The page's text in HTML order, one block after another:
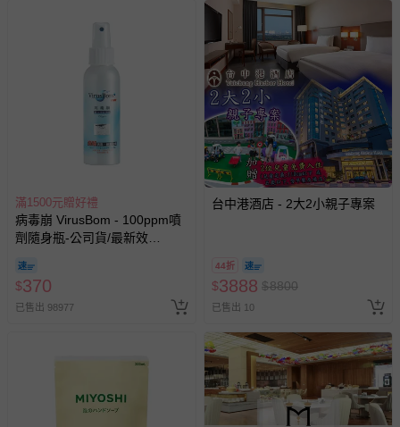
客製化商品（例如客製生日書、姓名貼等）。
報紙、期刊或雜誌（惟書籍如經拆封、使用，則酌收整
經消費者拆封之影音商品或電腦軟體（例如 DVD、CD
等）。
非以有形媒介提供之數位內容或一經提供即為完成之線
上服務，經消費者事先同意始提供（例如線上課程、遊
已拆封之以下類型商品：
-個人衛生用品（例如尿布、貼身衣物、泳裝、襪子、地
-新生兒親膚衣物（嬰幼兒包巾與背巾、包屁衣、學習
-接觸性孕哺產品（奶嘴、奶瓶、擠乳器、哺乳衣、托腹
-其他原廠盒裝商品封口處已貼上「不可拆封」，或具警
示字句等說明貼紙、封條者。
國際航空、客運、訂房等服務。
滿1500元贈好禮
病毒崩 VirusBom - 100ppm噴
劑隨身瓶-公司貨/最新效
$370
已售出 98977
台中港酒店 - 2大2小親子專案
44折
$3888 $8800
已售出 10